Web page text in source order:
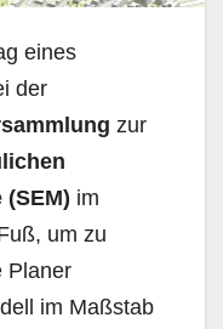
eines
der
zur
im
um zu
Planer
im Maßstab